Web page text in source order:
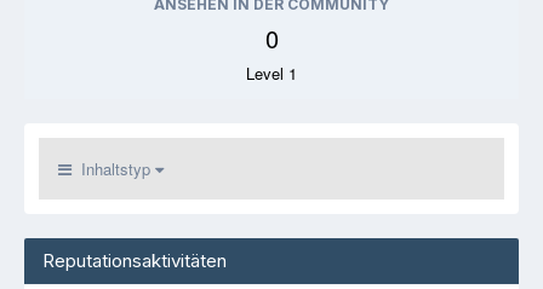
ANSEHEN IN DER COMMUNITY
0
Level 1
Inhaltstyp
Reputationsaktivitäten